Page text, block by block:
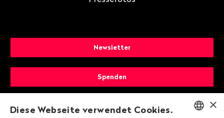
Newsletter
Spenden
Mitglied werden ×
Diese Webseite verwendet Cookies.